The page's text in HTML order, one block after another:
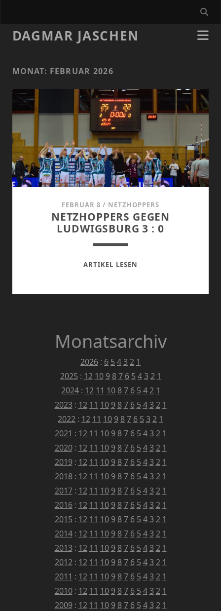
DAGMAR JASCHEN
MONAT: FEBRUAR 2026
FEBRUAR 8 / NETZHOPPERS
NETZHOPPERS GEGEN
LUDWIGSBURG 3 : 0
ARTIKEL LESEN
Monatsarchiv
2026 : 6 5 43 2 1
2025 : 12 10 9 8 7 6 5 4 3 2 1
2024: 12 11 10 8 7 6 5 4 2 1
2023 : 12 11 10 9 8 7 6 5 4 3 2 1
2022 : 12 11 10 9 87 6 5 3 2 1
2021 : 12 11 10 9 8 7 6 5 4 3 2 1
2020: 12 11 10 9 8 7 6 5 4 3 2 1
2019: 12 11 10 9 8 7 6 5 4 3 2 1
2018: 12 11 10 9 8 7 6 5 4 3 2 1
2017: 12 11 10 9 8 7 6 5 4 3 2 1
2016: 12 11 10 9 8 7 6 5 4 3 2 1
2015 : 12 11 10 9 8 7 6 5 4 3 2 1
2014: 12 11 10 9 8 7 6 5 4 3 2 1
2013 : 12 11 10 9 8 7 6 5 4 3 2 1
2012: 12 11 10 9 8 7 6 5 4 3 2 1
2011 : 12 11 10 9 8 7 6 5 4 3 2 1
2010: 12 11 10 9 8 7 6 5 4 3 2 1
2009: 12 11 10 9 8 7 6 5 4 3 2 1